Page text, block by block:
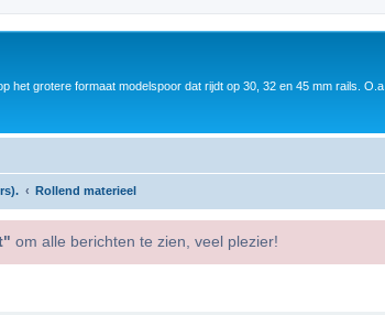
het grotere formaat modelspoor dat rijdt op 30, 32 en 45 mm rails. O.a
Rollend materieel
om alle berichten te zien, veel plezier!